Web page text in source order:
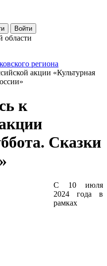
Войти
области
региона
акции «Культурная
к
Сказки
С 10 июля
2024 года в
рамках